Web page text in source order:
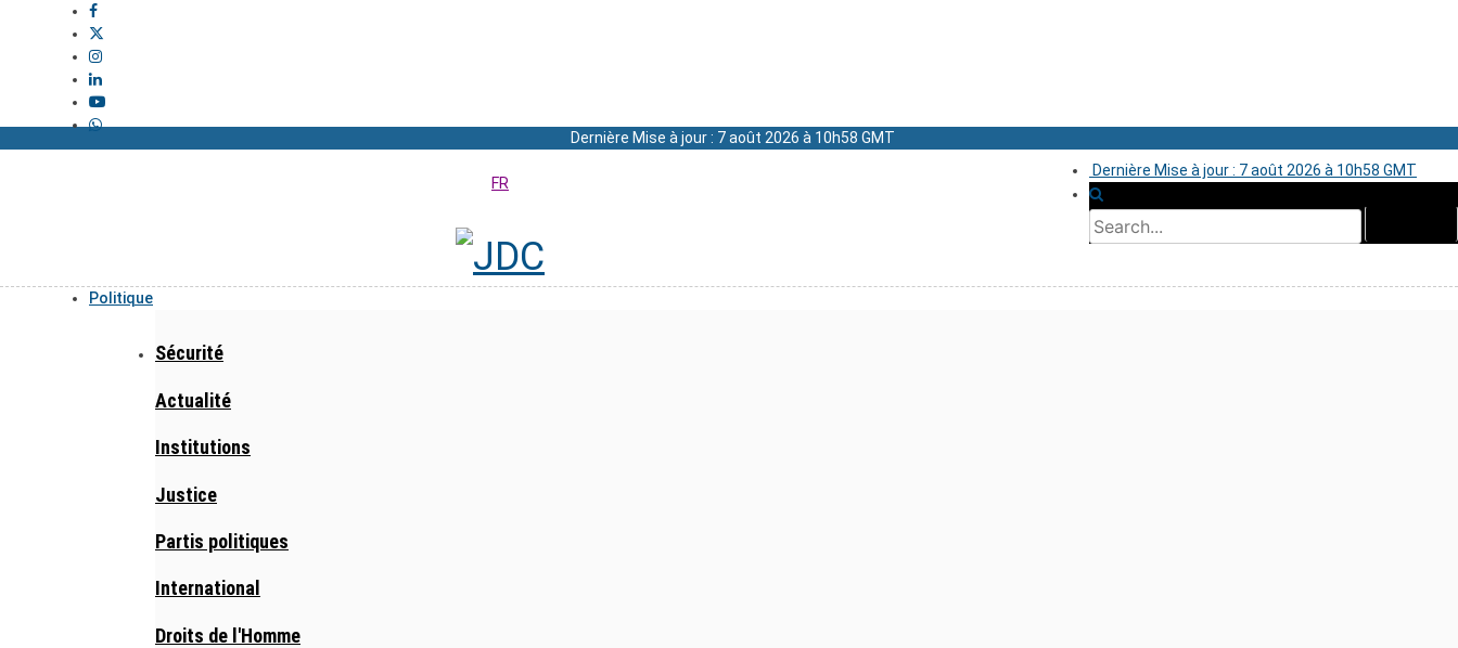
Dernière Mise à jour : 7 août 2026 à 10h58 GMT
Dernière Mise à jour : 7 août 2026 à 10h58 GMT
FR
Politique
Sécurité
Actualité
Institutions
Justice
Partis politiques
International
Droits de l'Homme